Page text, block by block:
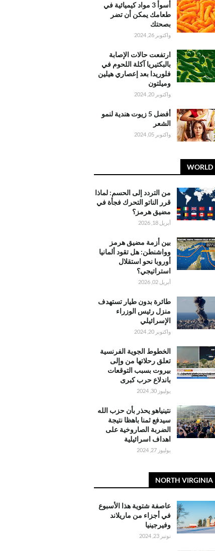
أسوأ 3 مواد كيميائية في
طعامك يمكن أن تضر
بصحتك
واكتوبر 26, 2024
ارتفعت حالات الإصابة
بالبكتيريا آكلة اللحوم في
فلوريدا بعد إعصاري هيلين
وميلتون
واكتوبر 20, 2024
أفضل 5 زيوت هندية لنمو
الشعر
واكتوبر 05, 2024
WORLD
من التردد إلى الحسم: لماذا
قرر الناتو التحرك فجأة في
مضيق هرمز؟
أبريل 18, 2026
بين أزمة مضيق هرمز
وواشنطن: هل تقود ألمانيا
أوروبا نحو استقلال
استراتيجي؟
أبريل 02, 2026
طائرة بدون طيار تستهدف
منزل رئيس الوزراء
الإسرائيلي
واكتوبر 20, 2024
الخطوط الجوية الفرنسية
تعلق رحلاتها من وإلى
بيروت بسبب التوقعات
باندلاع حرب كبرى
يوليوز 30, 2024
نتينياهو يحذر بأن حزب الله
سيدفع ثمنا باهظا نتيجة
الضربة الصاروخية على
اهداف اسرائيلية
يوليوز 27, 2024
NORTH VIRGINIA
عاصفة شتوية هذا الأسبوع
في أجزاء من ماريلاند
وفيرجينيا
نونبر 23, 2024